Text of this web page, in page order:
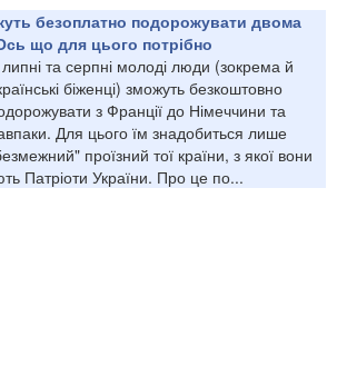
безоплатно подорожувати двома
що для цього потрібно
та серпні молоді люди (зокрема й
біженці) зможуть безкоштовно
з Франції до Німеччини та
Для цього їм знадобиться лише
проїзний тої країни, з якої вони
Патріоти України. Про це по...